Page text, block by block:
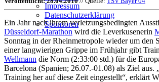
Impressum
Datenschutzerklärung
Sponsoren
Ein Jahr nach ihrem verletzungsbedingten
Düsseldorf-Marathon wird die Leverkusenerin
Sonntag in der Rheinmetropole wieder um den
einer langwierigen Grippe im Frühjahr gibt
Wellmann die Norm (2:33:00 std.) für die
Barcelona (Spanien; 26.07.-01.08) als Ziel aus.
Training her auf diese Zeit eingestellt“, erklärt